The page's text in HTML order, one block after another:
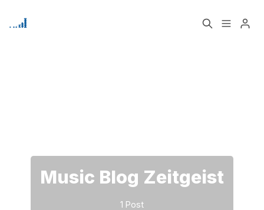
Music Blog Zeitgeist
1 Post